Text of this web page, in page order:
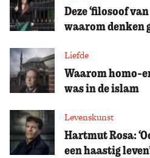
Deze ‘filosoof
waarom denken
Liefde
Waarom homo-
was in de islam
Levenskunst
Hartmut Rosa:
een haastig